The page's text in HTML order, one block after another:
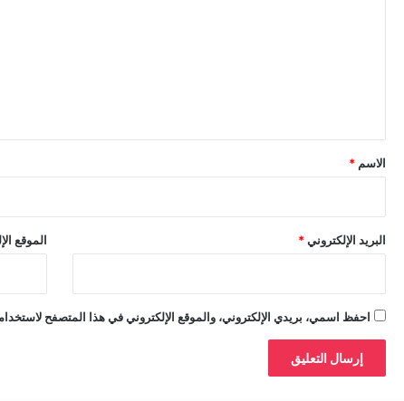
*
الاسم *
البريد الإلكتروني* الموقع
احفظ اسمي، بريدي الإلكتروني، والموقع الإلكتروني في هذا المتصفح